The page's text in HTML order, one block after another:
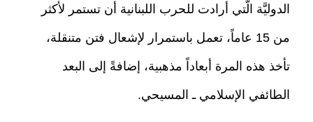
الدوليَّة الَّتي أرادت للحرب اللبنانية أن تستمر لأكثر
من 15 عاماً، تعمل باستمرار لإشعال فتن متنقلة،
تأخذ هذه المرة أبعاداً مذهبية، إضافةً إلى البعد
الطائفي الإسلامي ـ المسيحي.